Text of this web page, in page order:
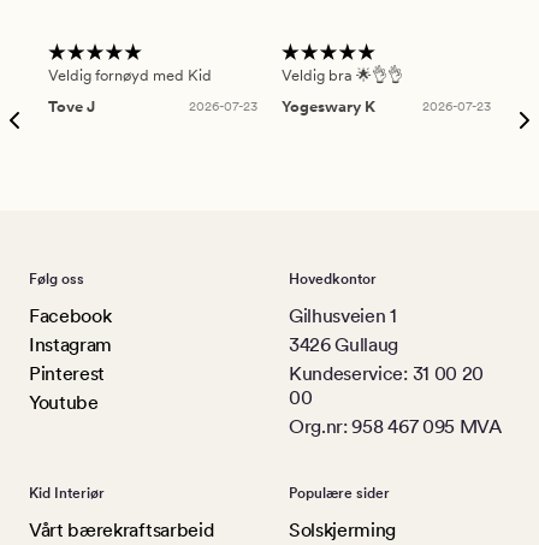
Veldig fornøyd med Kid
Tove J
2026-07-23
Veldig bra 🌟👌👌
Yogeswary K
2026-07-23
Følg oss
Facebook
Instagram
Pinterest
Youtube
Hovedkontor
Gilhusveien 1
3426 Gullaug
Kundeservice: 31 00 20
00
Org.nr: 958 467 095 MVA
Kid Interiør
Vårt bærekraftsarbeid
Populære sider
Solskjerming